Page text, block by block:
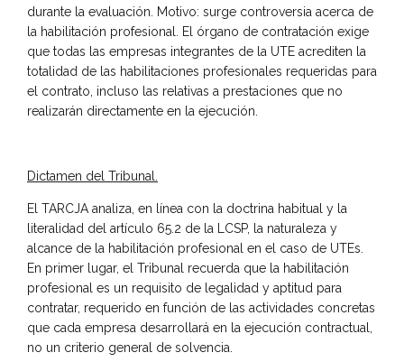
durante la evaluación. Motivo: surge controversia acerca de
la habilitación profesional. El órgano de contratación exige
que todas las empresas integrantes de la UTE acrediten la
totalidad de las habilitaciones profesionales requeridas para
el contrato, incluso las relativas a prestaciones que no
realizarán directamente en la ejecución.
Dictamen del Tribunal.
El TARCJA analiza, en línea con la doctrina habitual y la
literalidad del artículo 65.2 de la LCSP, la naturaleza y
alcance de la habilitación profesional en el caso de UTEs.
En primer lugar, el Tribunal recuerda que la habilitación
profesional es un requisito de legalidad y aptitud para
contratar, requerido en función de las actividades concretas
que cada empresa desarrollará en la ejecución contractual,
no un criterio general de solvencia.